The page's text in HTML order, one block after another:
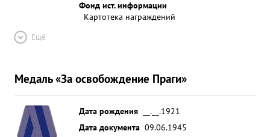
Фонд ист. информации
Картотека награждений
Ещё
Медаль «За освобождение Праги»
Дата рождения
__.__.1921
Дата документа 09.06.1945